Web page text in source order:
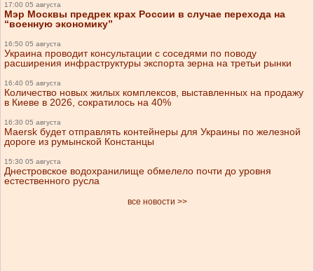
17:00 05 августа
Мэр Москвы предрек крах России в случае перехода на
“военную экономику”
16:50 05 августа
Украина проводит консультации с соседями по поводу
расширения инфраструктуры экспорта зерна на третьи рынки
16:40 05 августа
Количество новых жилых комплексов, выставленных на продажу
в Киеве в 2026, сократилось на 40%
16:30 05 августа
Maersk будет отправлять контейнеры для Украины по железной
дороге из румынской Констанцы
15:30 05 августа
Днестровское водохранилище обмелело почти до уровня
естественного русла
все новости >>